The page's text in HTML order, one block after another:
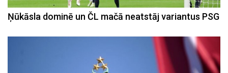
Ņūkāsla dominē un ČL mačā neatstāj variantus PSG